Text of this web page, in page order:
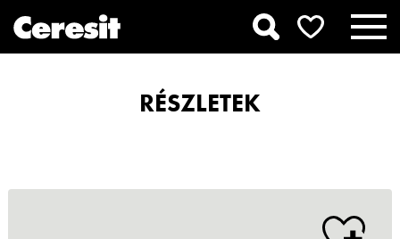
RÉSZLETEK